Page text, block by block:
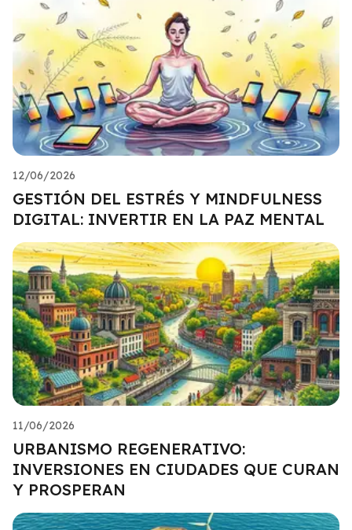
12/06/2026
GESTIÓN DEL ESTRÉS Y MINDFULNESS
DIGITAL: INVERTIR EN LA PAZ MENTAL
11/06/2026
URBANISMO REGENERATIVO:
INVERSIONES EN CIUDADES QUE CURAN
Y PROSPERAN